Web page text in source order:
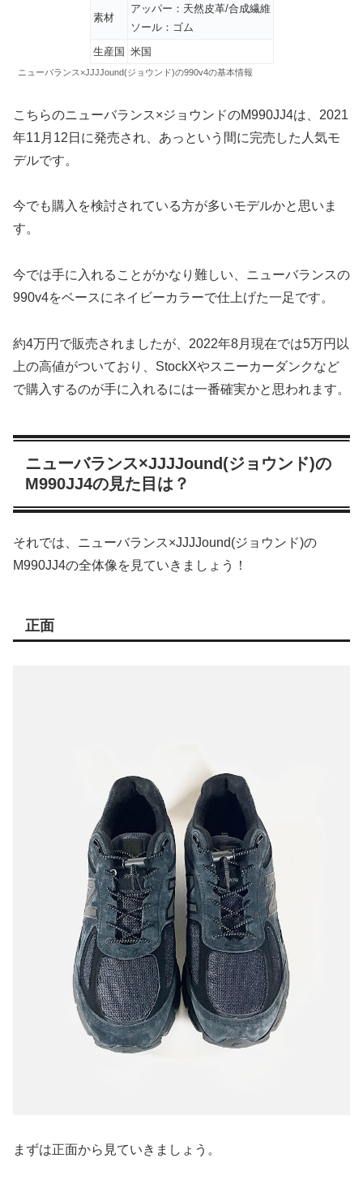
素材
アッパー：天然皮革/合成繊維
ソール：ゴム
生産国 米国
ニューバランス×JJJJound(ジョウンド)の990v4の基本情報
こちらのニューバランス×ジョウンドのM990JJ4は、2021
年11月12日に発売され、あっという間に完売した人気モ
デルです。
今でも購入を検討されている方が多いモデルかと思いま
す。
今では手に入れることがかなり難しい、ニューバランスの
990v4をベースにネイビーカラーで仕上げた一足です。
約4万円で販売されましたが、2022年8月現在では5万円以
上の高値がついており、StockXやスニーカーダンクなど
で購入するのが手に入れるには一番確実かと思われます。
ニューバランス×JJJJound(ジョウンド)の
M990JJ4の見た目は？
それでは、ニューバランス×JJJJound(ジョウンド)の
M990JJ4の全体像を見ていきましょう！
正面
まずは正面から見ていきましょう。